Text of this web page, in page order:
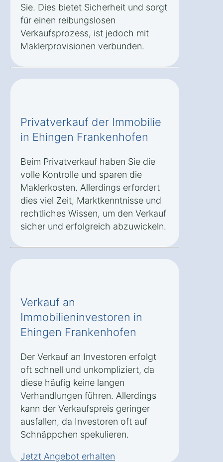
Sie. Dies bietet Sicherheit und sorgt
für einen reibungslosen
Verkaufsprozess, ist jedoch mit
Maklerprovisionen verbunden.
Privatverkauf der Immobilie
in Ehingen Frankenhofen
Beim Privatverkauf haben Sie die
volle Kontrolle und sparen die
Maklerkosten. Allerdings erfordert
dies viel Zeit, Marktkenntnisse und
rechtliches Wissen, um den Verkauf
sicher und erfolgreich abzuwickeln.
Verkauf an
Immobilieninvestoren in
Ehingen Frankenhofen
Der Verkauf an Investoren erfolgt
oft schnell und unkompliziert, da
diese häufig keine langen
Verhandlungen führen. Allerdings
kann der Verkaufspreis geringer
ausfallen, da Investoren oft auf
Schnäppchen spekulieren.
Jetzt Angebot erhalten